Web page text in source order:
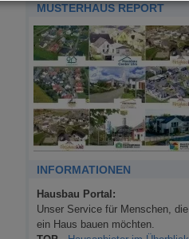
MUSTERHAUS REPORT
INFORMATIONEN
Hausbau Portal:
Unser Service für Menschen, die
ein Haus bauen möchten.